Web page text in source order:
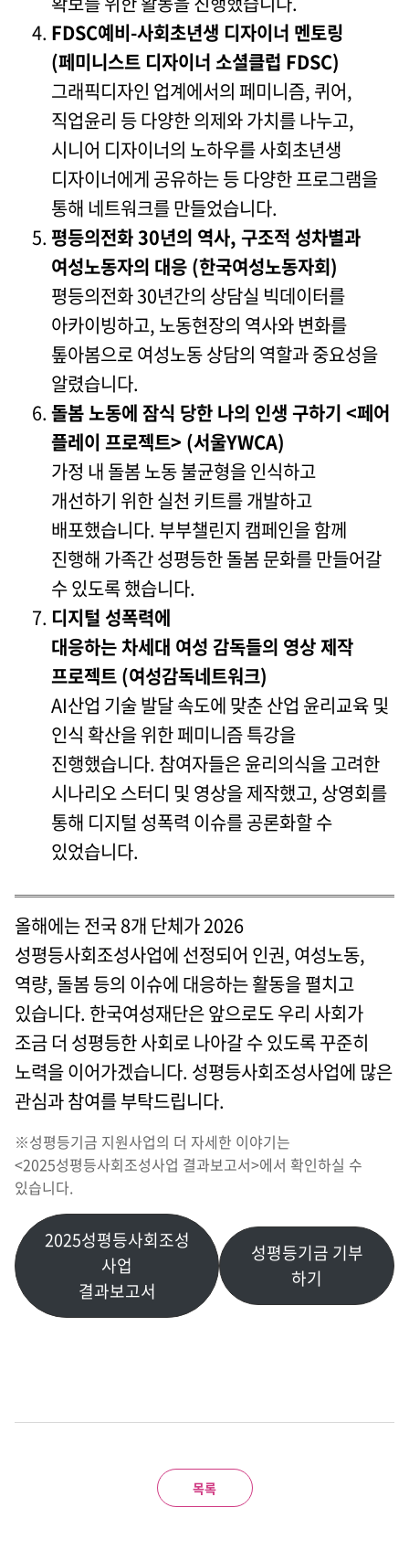
FDSC예비-사회초년생 디자이너 멘토링
(페미니스트 디자이너 소셜클럽 FDSC)
그래픽디자인 업계에서의 페미니즘, 퀴어,
직업윤리 등 다양한 의제와 가치를 나누고,
시니어 디자이너의 노하우를 사회초년생
디자이너에게 공유하는 등 다양한 프로그램을
통해 네트워크를 만들었습니다.
평등의전화 30년의 역사, 구조적 성차별과
여성노동자의 대응 (한국여성노동자회)
평등의전화 30년간의 상담실 빅데이터를
아카이빙하고, 노동현장의 역사와 변화를
톺아봄으로 여성노동 상담의 역할과 중요성을
알렸습니다.
돌봄 노동에 잠식 당한 나의 인생 구하기 <페어
플레이 프로젝트> (서울YWCA)
가정 내 돌봄 노동 불균형을 인식하고
개선하기 위한 실천 키트를 개발하고
배포했습니다. 부부챌린지 캠페인을 함께
진행해 가족간 성평등한 돌봄 문화를 만들어갈
수 있도록 했습니다.
디지털 성폭력에
대응하는 차세대 여성 감독들의 영상 제작
프로젝트 (여성감독네트워크)
AI산업 기술 발달 속도에 맞춘 산업 윤리교육 및
인식 확산을 위한 페미니즘 특강을
진행했습니다. 참여자들은 윤리의식을 고려한
시나리오 스터디 및 영상을 제작했고, 상영회를
통해 디지털 성폭력 이슈를 공론화할 수
있었습니다.
올해에는 전국 8개 단체가 2026
성평등사회조성사업에 선정되어 인권, 여성노동,
역량, 돌봄 등의 이슈에 대응하는 활동을 펼치고
있습니다. 한국여성재단은 앞으로도 우리 사회가
조금 더 성평등한 사회로 나아갈 수 있도록 꾸준히
노력을 이어가겠습니다. 성평등사회조성사업에 많은
관심과 참여를 부탁드립니다.
※성평등기금 지원사업의 더 자세한 이야기는
<2025성평등사회조성사업 결과보고서>에서 확인하실 수
있습니다.
2025성평등사회조성
사업
결과보고서
성평등기금 기부
하기
목록